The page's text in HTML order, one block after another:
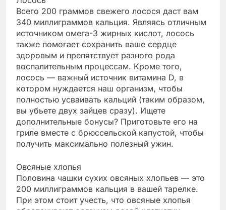
Всего 200 граммов свежего лосося даст вам
340 миллиграммов кальция. Являясь отличным
источником омега-3 жирных кислот, лосось
также помогает сохранить ваше сердце
здоровым и препятствует разного рода
воспалительным процессам. Кроме того,
лосось — важный источник витамина D, в
котором нуждается наш организм, чтобы
полностью усваивать кальций (таким образом,
вы убьете двух зайцев сразу). Ищете
дополнительные бонусы? Приготовьте его на
гриле вместе с брюссельской капустой, чтобы
получить максимально полезный ужин.
Овсяные хлопья
Половина чашки сухих овсяных хлопьев — это
200 миллиграммов кальция в вашей тарелке.
При этом стоит учесть, что овсяные хлопья